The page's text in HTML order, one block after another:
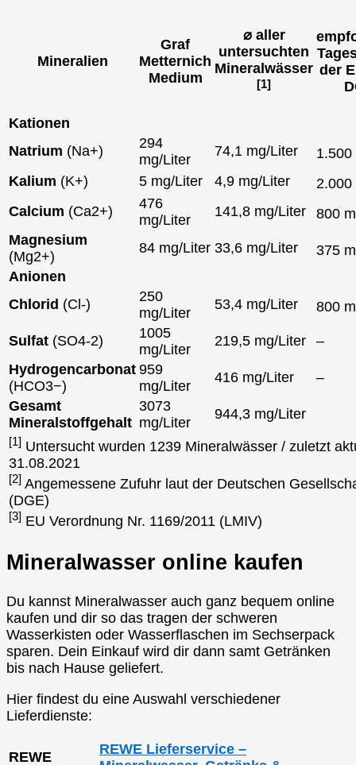
Mineralien
Graf
Metternich
Medium
⌀ aller
untersuchten
Mineralwässer
[1]
der
Kationen
Natrium (Na+)
294
mg/Liter
74,1 mg/Liter
Kalium (K+) 5 mg/Liter 4,9 mg/Liter
Calcium (Ca2+)
476
mg/Liter
141,8 mg/Liter
800
Magnesium
(Mg2+)
84 mg/Liter 33,6 mg/Liter
375
Anionen
Chlorid (Cl-)
250
mg/Liter
53,4 mg/Liter 800
Sulfat (SO4-2)
1005
mg/Liter
219,5 mg/Liter
–
Hydrogencarbonat
(HCO3−)
959
mg/Liter
416 mg/Liter
–
Gesamt
Mineralstoffgehalt
3073
mg/Liter
944,3 mg/Liter
[1] Untersucht wurden 1239 Mineralwässer / zuletzt
31.08.2021
[2] Angemessene Zufuhr laut der Deutschen
(DGE)
[3] EU Verordnung Nr. 1169/2011 (LMIV)
Mineralwasser online kaufen
Du kannst Mineralwasser auch ganz bequem online
kaufen und dir so das tragen der schweren
Wasserkisten oder Wasserflaschen im Sechserpack
sparen. Dein Einkauf wird dir dann samt Getränken
bis nach Hause geliefert.
Hier findest du eine Auswahl verschiedener
Lieferdienste:
REWE
REWE Lieferservice –